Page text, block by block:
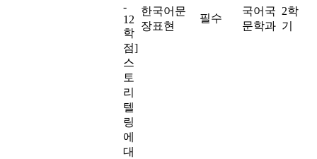
-
12
학
점]
스
토
리
텔
링
에
대
한국어문
장표현
필수
국어국
문학과
2학
기